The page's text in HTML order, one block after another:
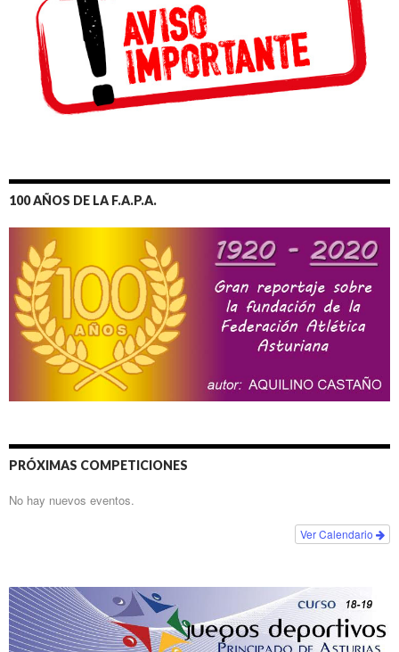
100 AÑOS DE LA F.A.P.A.
PRÓXIMAS COMPETICIONES
No hay nuevos eventos.
Ver Calendario